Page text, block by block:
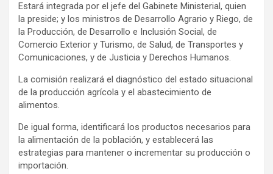
Estará integrada por el jefe del Gabinete Ministerial, quien
la preside; y los ministros de Desarrollo Agrario y Riego, de
la Producción, de Desarrollo e Inclusión Social, de
Comercio Exterior y Turismo, de Salud, de Transportes y
Comunicaciones, y de Justicia y Derechos Humanos.
La comisión realizará el diagnóstico del estado situacional
de la producción agrícola y el abastecimiento de
alimentos.
De igual forma, identificará los productos necesarios para
la alimentación de la población, y establecerá las
estrategias para mantener o incrementar su producción o
importación.